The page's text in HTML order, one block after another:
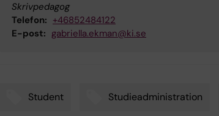
Skrivpedagog
Telefon: +46852484122
E-post: gabriella.ekman@ki.se
Student Studieadministration